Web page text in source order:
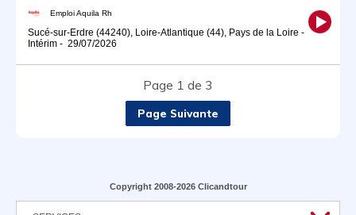
Emploi Aquila Rh
Sucé-sur-Erdre (44240), Loire-Atlantique (44), Pays de la Loire -
Intérim - 29/07/2026
Page 1 de 3
Page Suivante
Copyright 2008-2026 Clicandtour